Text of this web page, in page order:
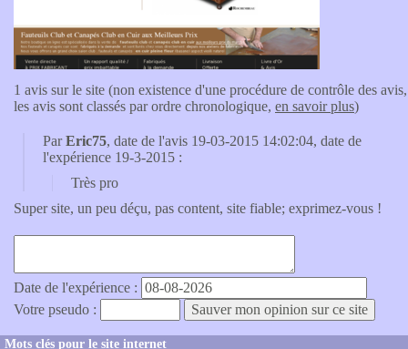
1 avis sur le site (non existence d'une procédure de contrôle des avis,
les avis sont classés par ordre chronologique, en savoir plus)
ParEric75, date de l'avis 19-03-2015 14:02:04, date de
l'expérience 19-3-2015 :
Très pro
Super site, un peu déçu, pas content, site fiable; exprimez-vous !
Date de l'expérience :
Votre pseudo :
Mots clés pour le site internet